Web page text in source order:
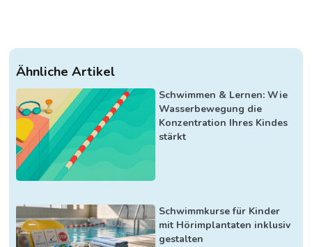
Ähnliche Artikel
Schwimmen & Lernen: Wie
Wasserbewegung die
Konzentration Ihres Kindes
stärkt
Schwimmkurse für Kinder
mit Hörimplantaten inklusiv
gestalten